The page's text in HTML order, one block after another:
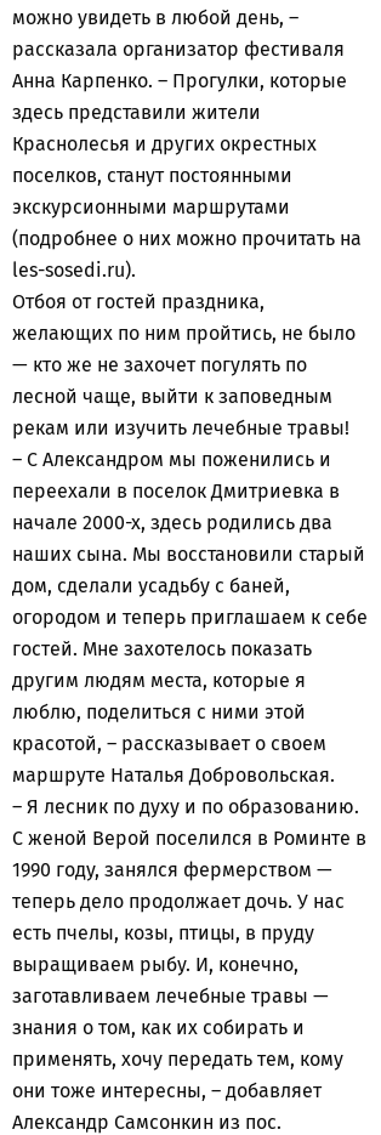
можно увидеть в любой день, –
рассказала организатор фестиваля
Анна Карпенко. – Прогулки, которые
здесь представили жители
Краснолесья и других окрестных
поселков, станут постоянными
экскурсионными маршрутами
(подробнее о них можно прочитать на
les-sosedi.ru).
Отбоя от гостей праздника,
желающих по ним пройтись, не было
— кто же не захочет погулять по
лесной чаще, выйти к заповедным
рекам или изучить лечебные травы!
– С Александром мы поженились и
переехали в поселок Дмитриевка в
начале 2000-х, здесь родились два
наших сына. Мы восстановили старый
дом, сделали усадьбу с баней,
огородом и теперь приглашаем к себе
гостей. Мне захотелось показать
другим людям места, которые я
люблю, поделиться с ними этой
красотой, – рассказывает о своем
маршруте Наталья Добровольская.
– Я лесник по духу и по образованию.
С женой Верой поселился в Роминте в
1990 году, занялся фермерством —
теперь дело продолжает дочь. У нас
есть пчелы, козы, птицы, в пруду
выращиваем рыбу. И, конечно,
заготавливаем лечебные травы —
знания о том, как их собирать и
применять, хочу передать тем, кому
они тоже интересны, – добавляет
Александр Самсонкин из пос.